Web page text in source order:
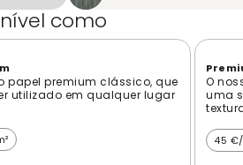
como
papel premium clássico, que
utilizado em qualquer lugar
O
uma
45 €/